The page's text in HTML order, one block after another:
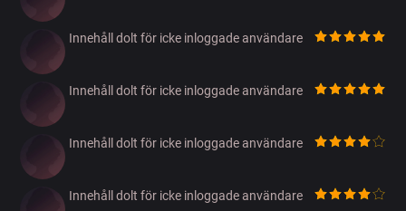
Innehåll dolt för icke inloggade användare
Innehåll dolt för icke inloggade användare
Innehåll dolt för icke inloggade användare
Innehåll dolt för icke inloggade användare